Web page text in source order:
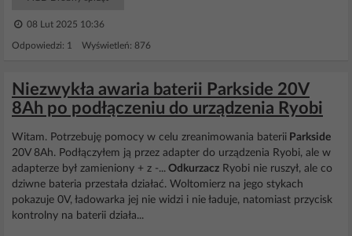
08 Lut 2025 10:36
Odpowiedzi: 1 Wyświetleń: 876
Niezwykła awaria baterii Parkside 20V
8Ah po podłączeniu do urządzenia Ryobi
Witam. Potrzebuję pomocy w celu zreanimowania baterii Parkside
20V 8Ah. Podłączyłem ją przez adapter do urządzenia Ryobi, ale w
adapterze był zamieniony + z -... Odkurzacz Ryobi nie ruszył, ale co
dziwne bateria przestała działać. Woltomierz na jego stykach
pokazuje 0V, ładowarka jej nie widzi i nie ładuje, natomiast przycisk
kontrolny na baterii działa...